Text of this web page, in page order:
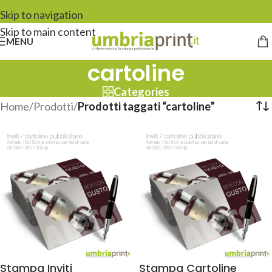
Skip to navigation
Skip to main content
MENU
cartoline
Categories
Home/Prodotti/Prodotti taggati “cartoline”
Stampa Inviti
Stampa Cartoline